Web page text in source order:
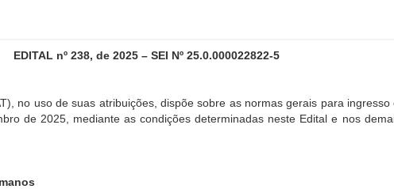
EDITAL nº 238, de 2025 – SEI Nº 25.0.000022822-5
no uso de suas atribuições, dispõe sobre as normas gerais para
de 2025, mediante as condições determinadas neste Edital e nos